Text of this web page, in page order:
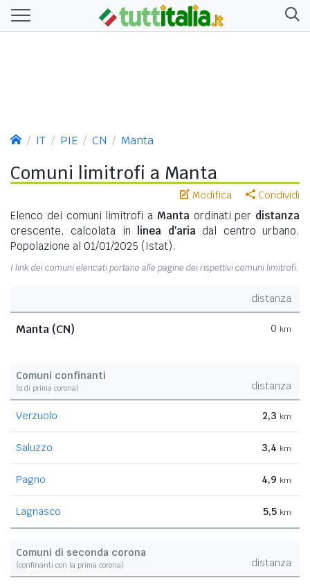
IT PIE CN Manta
Comuni limitrofi a Manta
Modifica Condividi
Elenco dei comuni limitrofi a Manta ordinati per distanza
crescente, calcolata in
linea d'aria dal centro urbano.
Popolazione al 01/01/2025 (Istat).
I link dei comuni elencati portano alle pagine dei rispettivi comuni limitrofi.
distanza
Manta (CN) 0 km
Comuni confinanti
(o di prima corona) distanza
Verzuolo 2,3 km
Saluzzo 3,4 km
Pagno 4,9 km
Lagnasco 5,5 km
Comuni di seconda corona
(confinanti con la prima corona) distanza